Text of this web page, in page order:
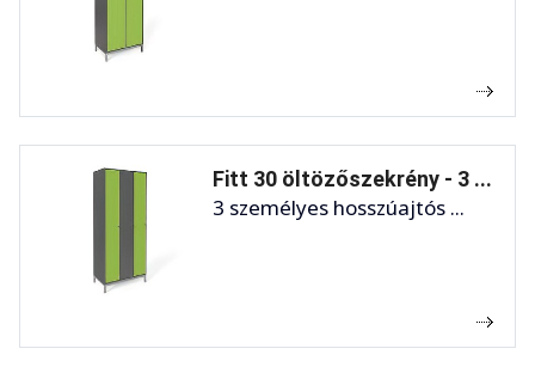
Fitt 30 öltözőszekrény - 3 ...
3 személyes hosszúajtós ...